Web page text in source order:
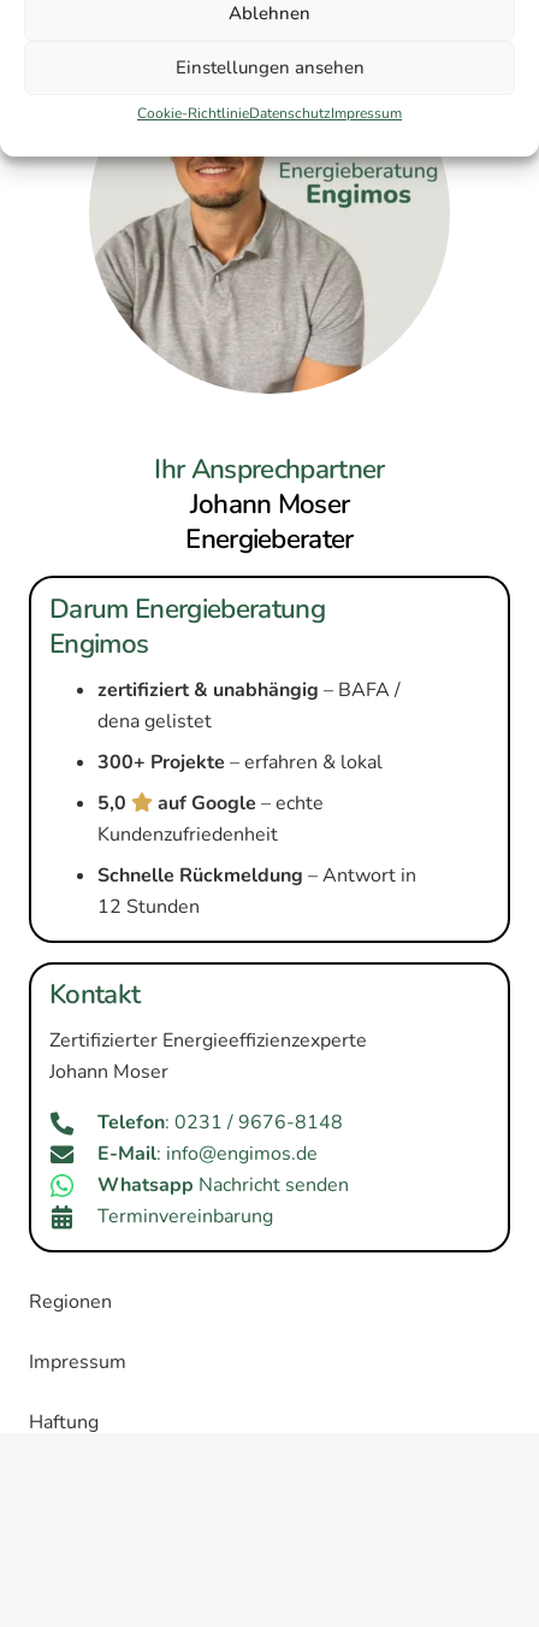
Ablehnen
Einstellungen ansehen
Cookie-RichtlinieDatenschutzImpressum
Ihr Ansprechpartner
Johann Moser
Energieberater
Darum Energieberatung
Engimos
zertifiziert & unabhängig – BAFA /
dena gelistet
300+ Projekte – erfahren & lokal
5,0
auf Google – echte
Kundenzufriedenheit
Schnelle Rückmeldung – Antwort in
12 Stunden
Kontakt
Zertifizierter Energieeffizienzexperte
Johann Moser
Telefon: 0231 / 9676-8148
E-Mail: info@engimos.de
Whatsapp Nachricht senden
Terminvereinbarung
Regionen
Impressum
Haftung